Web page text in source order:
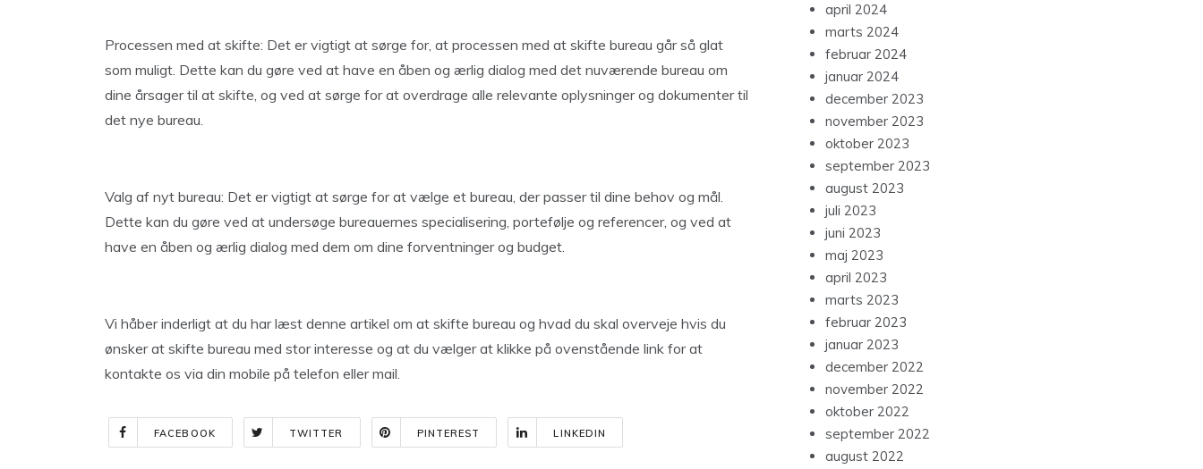
Processen med at skifte: Det er vigtigt at sørge for, at processen med at skifte bureau går så glat
som muligt. Dette kan du gøre ved at have en åben og ærlig dialog med det nuværende bureau om
dine årsager til at skifte, og ved at sørge for at overdrage alle relevante oplysninger og dokumenter til
det nye bureau.
Valg af nyt bureau: Det er vigtigt at sørge for at vælge et bureau, der passer til dine behov og mål.
Dette kan du gøre ved at undersøge bureauernes specialisering, portefølje og referencer, og ved at
have en åben og ærlig dialog med dem om dine forventninger og budget.
Vi håber inderligt at du har læst denne artikel om at skifte bureau og hvad du skal overveje hvis du
ønsker at skifte bureau med stor interesse og at du vælger at klikke på ovenstående link for at
kontakte os via din mobile på telefon eller mail.
FACEBOOK TWITTER PINTEREST LINKEDIN
april 2024
marts 2024
februar 2024
januar 2024
december 2023
november 2023
oktober 2023
september 2023
august 2023
juli 2023
juni 2023
maj 2023
april 2023
marts 2023
februar 2023
januar 2023
december 2022
november 2022
oktober 2022
september 2022
august 2022